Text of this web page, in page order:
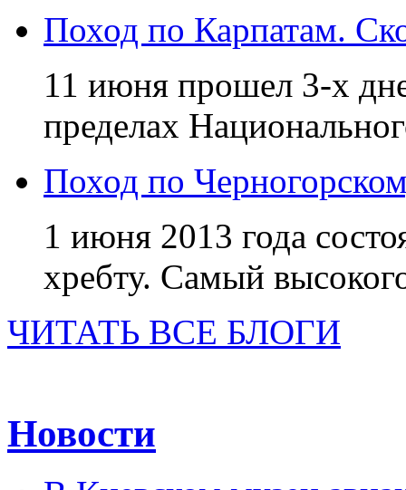
Поход по Карпатам.
11 июня прошел 3-х
пределах
Поход по
1 июня 2013 года
хребту. Самый
ЧИТАТЬ ВСЕ БЛОГИ
Новости